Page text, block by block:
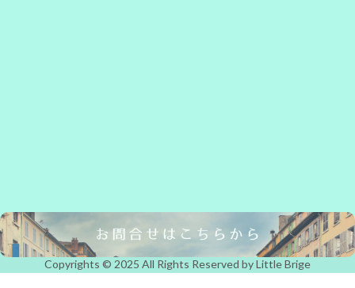
Copyrights © 2025 All Rights Reserved by Little Brige